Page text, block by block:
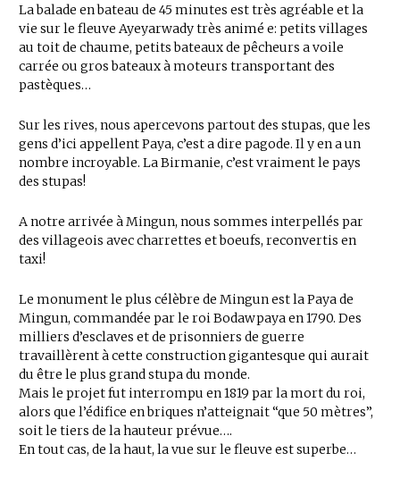
La balade en bateau de 45 minutes est très agréable et la
vie sur le fleuve Ayeyarwady très animé e: petits villages
au toit de chaume, petits bateaux de pêcheurs a voile
carrée ou gros bateaux à moteurs transportant des
pastèques…
Sur les rives, nous apercevons partout des stupas, que les
gens d’ici appellent Paya, c’est a dire pagode. Il y en a un
nombre incroyable. La Birmanie, c’est vraiment le pays
des stupas!
A notre arrivée à Mingun, nous sommes interpellés par
des villageois avec charrettes et boeufs, reconvertis en
taxi!
Le monument le plus célèbre de Mingun est la Paya de
Mingun, commandée par le roi Bodawpaya en 1790. Des
milliers d’esclaves et de prisonniers de guerre
travaillèrent à cette construction gigantesque qui aurait
du être le plus grand stupa du monde.
Mais le projet fut interrompu en 1819 par la mort du roi,
alors que l’édifice en briques n’atteignait “que 50 mètres”,
soit le tiers de la hauteur prévue….
En tout cas, de la haut, la vue sur le fleuve est superbe…